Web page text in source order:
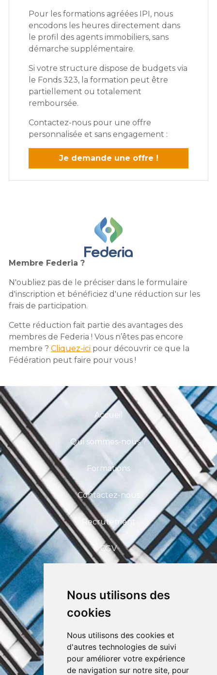
Nous utilisons des
cookies
Nous utilisons des cookies et
d'autres technologies de suivi
pour améliorer votre expérience
de navigation sur notre site, pour
Pour les formations agréées IPI, nous
encodons les heures directement dans
le profil des agents immobiliers, sans
démarche supplémentaire.
Si votre structure dispose de budgets via
le Fonds 323, la formation peut être
partiellement ou totalement
remboursée.
Contactez-nous pour une offre
personnalisée et sans engagement :
Je demande une offre !
Membre Federia ?
N'oubliez pas de le préciser dans le formulaire
d'inscription et bénéficiez d'une réduction sur les
frais de participation.
Cette réduction fait partie des avantages des
membres de Federia ! Vous n’êtes pas encore
membre ? Cliquez-ici pour découvrir ce que la
Fédération peut faire pour vous !
Accueil
Qui sommes-nous ?
Formations
Contactez-nous
Recrutement
CGV
CEFIM ASBL
Avenue Pasteur 6, 1300 Wavre
info@cefim.be
BCE 0562.870.808